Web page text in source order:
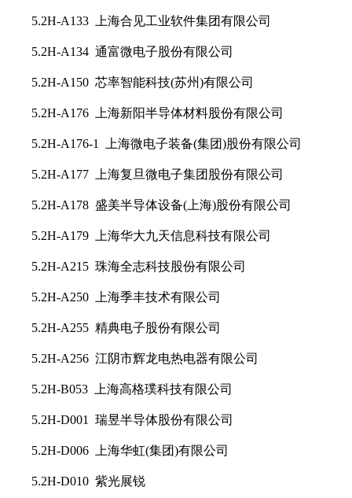
5.2H-A133 上海合见工业软件集团有限公司
5.2H-A134 通富微电子股份有限公司
5.2H-A150 芯率智能科技(苏州)有限公司
5.2H-A176 上海新阳半导体材料股份有限公司
5.2H-A176-1 上海微电子装备(集团)股份有限公司
5.2H-A177 上海复旦微电子集团股份有限公司
5.2H-A178 盛美半导体设备(上海)股份有限公司
5.2H-A179 上海华大九天信息科技有限公司
5.2H-A215 珠海全志科技股份有限公司
5.2H-A250 上海季丰技术有限公司
5.2H-A255 精典电子股份有限公司
5.2H-A256 江阴市辉龙电热电器有限公司
5.2H-B053 上海高格璞科技有限公司
5.2H-D001 瑞昱半导体股份有限公司
5.2H-D006 上海华虹(集团)有限公司
5.2H-D010 紫光展锐